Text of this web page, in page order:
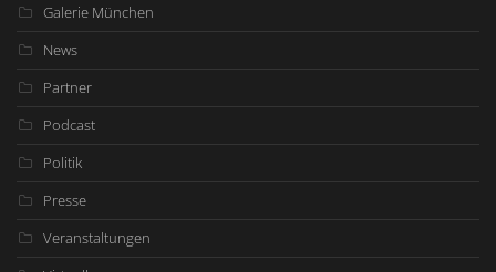
Galerie München
News
Partner
Podcast
Politik
Presse
Veranstaltungen